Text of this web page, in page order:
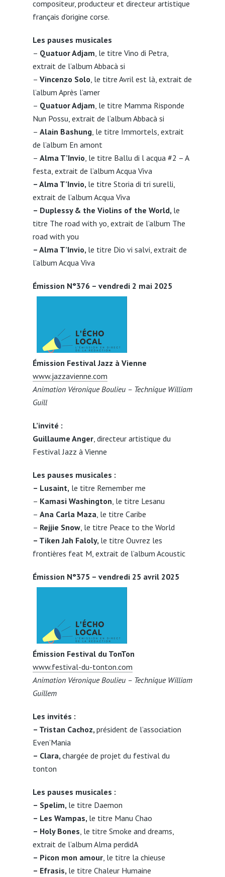
compositeur, producteur et directeur artistique
français d’origine corse.
Les pauses musicales
– Quatuor Adjam , le titre Vino di Petra,
extrait de l’album Abbacà si
– Vincenzo Solo , le titre Avril est là, extrait de
l’album Après l’amer
– Quatuor Adjam , le titre Mamma Risponde
Nun Possu, extrait de l’album Abbacà si
– Alain Bashung, le titre Immortels, extrait
de l’album En amont
– Alma T’Invio , le titre Ballu di l acqua #2 – A
festa, extrait de l’album Acqua Viva
– Alma T’Invio, le titre Storia di tri surelli,
extrait de l’album Acqua Viva
– Duplessy & the Violins of the World, le
titre The road with yo, extrait de l’album The
road with you
– Alma T’Invio, le titre Dio vi salvi, extrait de
l’album Acqua Viva
Émission N°376 – vendredi 2 mai 2025
Émission Festival Jazz à Vienne
www.jazzavienne.com
Animation Véronique Boulieu – Technique William
Guill
L’invité :
Guillaume Anger, directeur artistique du
Festival Jazz à Vienne
Les pauses musicales :
– Lusaint, le titre Remember me
– Kamasi Washington , le titre Lesanu
– Ana Carla Maza , le titre Caribe
– Rejjie Snow, le titre Peace to the World
– Tiken Jah Faloly, le titre Ouvrez les
frontières feat M, extrait de l’album Acoustic
Émission N°375 – vendredi 25 avril 2025
Émission Festival du TonTon
www.festival-du-tonton.com
Animation Véronique Boulieu – Technique William
Guillem
Les invités :
– Tristan Cachoz, président de l’association
Even’Mania
– Clara, chargée de projet du festival du
tonton
Les pauses musicales :
– Spelim, le titre Daemon
– Les Wampas, le titre Manu Chao
– Holy Bones , le titre Smoke and dreams,
extrait de l’album Alma perdidA
– Picon mon amour, le titre la chieuse
– Efrasis, le titre Chaleur Humaine